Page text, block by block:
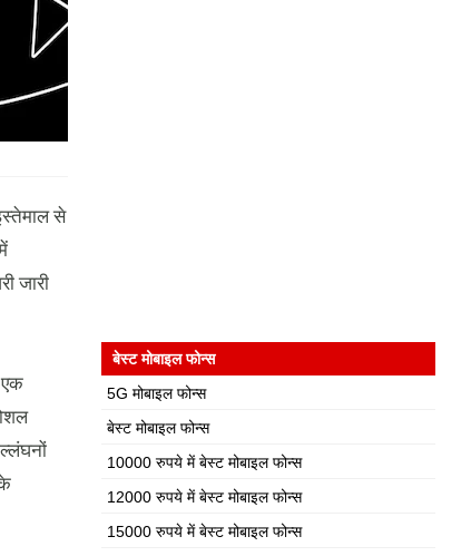
से
जारी
बेस्ट मोबाइल फोन्स
5G मोबाइल फोन्स
बेस्ट मोबाइल फोन्स
10000 रुपये में बेस्ट मोबाइल फोन्स
12000 रुपये में बेस्ट मोबाइल फोन्स
15000 रुपये में बेस्ट मोबाइल फोन्स